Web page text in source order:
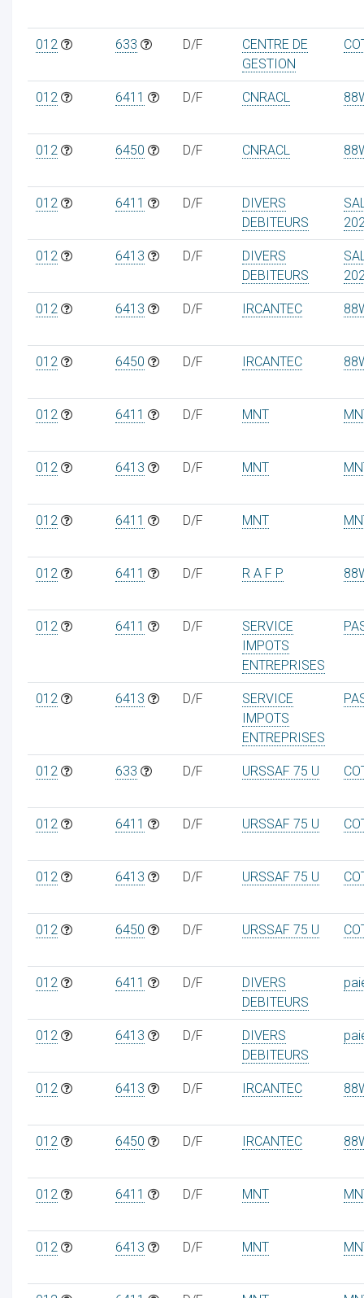
012 633 D/F
CENTRE DE
GESTION
012 6411 D/F CNRACL
012 6450 D/F CNRACL
012 6411 D/F
DIVERS
DEBITEURS
012 6413 D/F
DIVERS
DEBITEURS
012 6413 D/F IRCANTEC
012 6450 D/F IRCANTEC
012 6411 D/F MNT
012 6413 D/F MNT
012 6411 D/F MNT
012 6411 D/F R A F P
012 6411 D/F
SERVICE
IMPOTS
ENTREPRISES
012 6413 D/F
SERVICE
IMPOTS
ENTREPRISES
012 633 D/F URSSAF 75 U
012 6411 D/F URSSAF 75 U
012 6413 D/F URSSAF 75 U
012 6450 D/F URSSAF 75 U
012 6411 D/F
DIVERS
DEBITEURS
012 6413 D/F
DIVERS
DEBITEURS
012 6413 D/F IRCANTEC
012 6450 D/F IRCANTEC
012 6411 D/F MNT
012 6413 D/F MNT